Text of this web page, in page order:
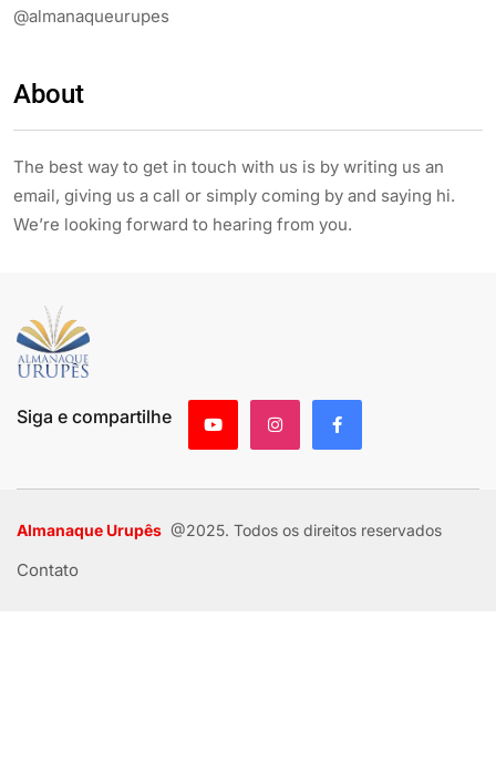
@almanaqueurupes
About
The best way to get in touch with us is by writing us an
email, giving us a call or simply coming by and saying hi.
We’re looking forward to hearing from you.
Siga e compartilhe
Almanaque Urupês @2025. Todos os direitos reservados
Contato